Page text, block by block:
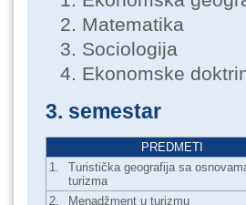
Matematika
Sociologija
Ekonomske
3. semestar
PREDMETI
1.
Turistička geografija sa
turizma
2. Menadžment u turizmu